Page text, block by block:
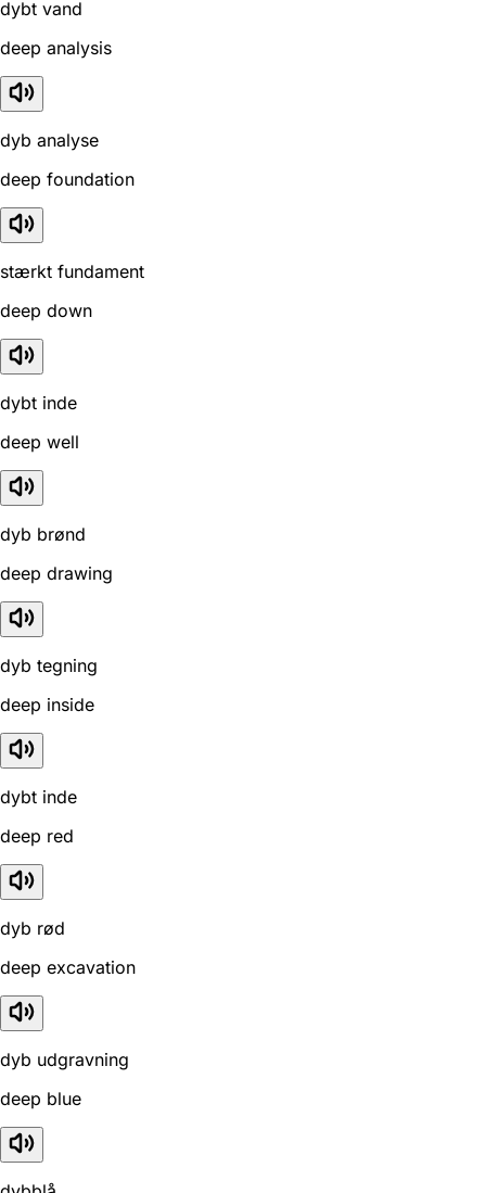
dybt vand
deep analysis
dyb analyse
deep foundation
stærkt fundament
deep down
dybt inde
deep well
dyb brønd
deep drawing
dyb tegning
deep inside
dybt inde
deep red
dyb rød
deep excavation
dyb udgravning
deep blue